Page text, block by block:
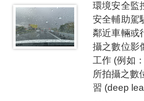
環境安全監
安全輔助駕
鄰近車輛或
攝之數位影
工作 (例如
所拍攝之數
習 (deep